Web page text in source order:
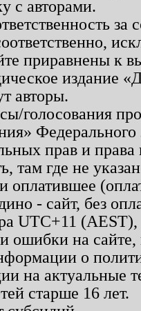
с авторами.
приравнены к
издание
авторы.
голосования
прав и
там где не
оплатившее
- сайт, без
UTC+11
ошибки на
о
на актуальные
старше 16 лет.